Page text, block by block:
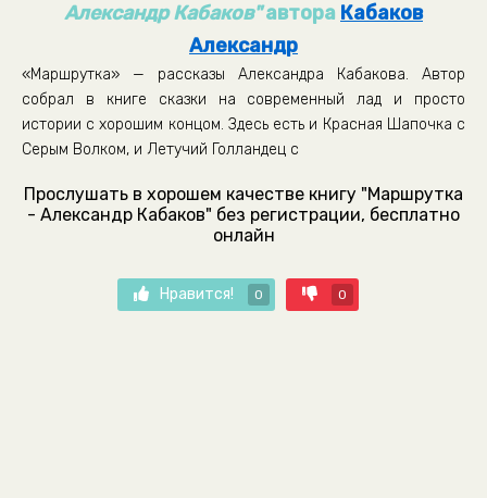
Александр Кабаков"автора Кабаков
Александр
«Маршрутка» — рассказы Александра Кабакова. Автор
собрал в книге сказки на современный лад и просто
истории с хорошим концом. Здесь есть и Красная Шапочка с
Серым Волком, и Летучий Голландец с
Прослушать в хорошем качестве книгу "Маршрутка
- Александр Кабаков" без регистрации, бесплатно
онлайн
Нравится! 0 0